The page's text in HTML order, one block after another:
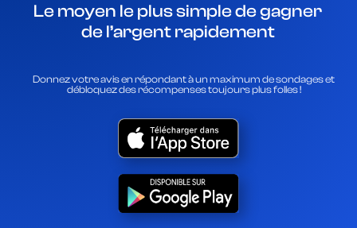
Le moyen le plus simple de gagner
de l’argent rapidement
Donnez votre avis en répondant à un maximum de sondages et
débloquez des récompenses toujours plus folles !